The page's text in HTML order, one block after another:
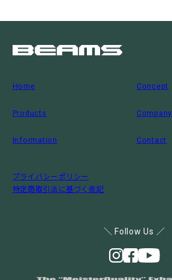
Home Concept
Products Company
Information Contact
プライバシーポリシー
特定商取引法に基づく表記
＼ Follow Us ／